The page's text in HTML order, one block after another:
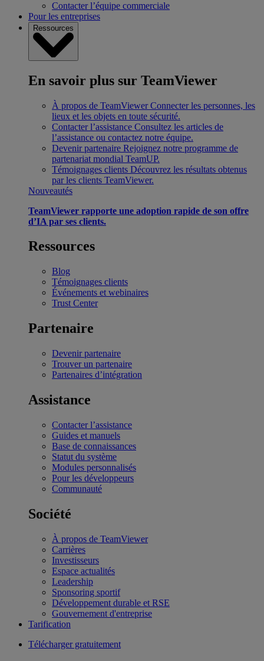
Contacter l’équipe commerciale
Pour les entreprises
Ressources
En savoir plus sur TeamViewer
À propos de TeamViewer Connecter les personnes, les
lieux et les objets en toute sécurité.
Contacter l’assistance Consultez les articles de
l’assistance ou contactez notre équipe.
Devenir partenaire Rejoignez notre programme de
partenariat mondial TeamUP.
Témoignages clients Découvrez les résultats obtenus
par les clients TeamViewer.
Nouveautés
TeamViewer rapporte une adoption rapide de son offre
d’IA par ses clients.
Ressources
Blog
Témoignages clients
Événements et webinaires
Trust Center
Partenaire
Devenir partenaire
Trouver un partenaire
Partenaires d’intégration
Assistance
Contacter l’assistance
Guides et manuels
Base de connaissances
Statut du système
Modules personnalisés
Pour les développeurs
Communauté
Société
À propos de TeamViewer
Carrières
Investisseurs
Espace actualités
Leadership
Sponsoring sportif
Développement durable et RSE
Gouvernement d'entreprise
Tarification
Télécharger gratuitement